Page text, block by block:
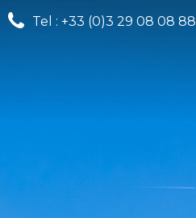
Tel : +33 (0)3 29 08 08 88